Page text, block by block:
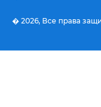
� 2026, Все права